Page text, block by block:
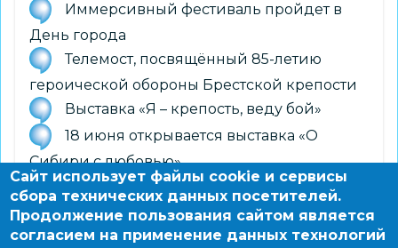
Иммерсивный фестиваль пройдет в
День города
Телемост, посвящённый 85-летию
героической обороны Брестской крепости
Выставка «Я – крепость, веду бой»
18 июня открывается выставка «О
Сибири с любовью»
9 июня откроется выставка
«Правильное детство»
11 июня открывается выставка «Родня»
Сайт использует файлы cookie и сервисы
сбора технических данных посетителей.
Продолжение пользования сайтом является
согласием на применение данных технологий